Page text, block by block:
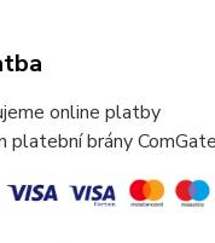
online platby
platební brány ComGate